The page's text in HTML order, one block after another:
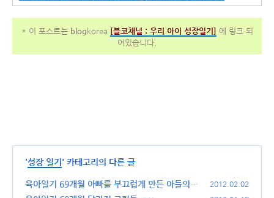
* 이 포스트는 blog korea [블코채널 : 우리 아이 성장일기] 에 링크 되
어있습니다.
'성장 일기 ' 카테고리의 다른 글
육아일기 69개월 아빠를 부끄럽게 만든 아들의
2012.02.02